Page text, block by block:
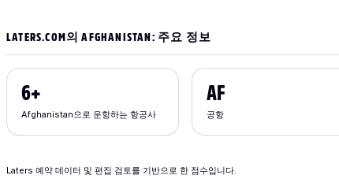
LATERS.COM의 AFGHANISTAN: 주요 정보
Afghanistan으로 운항하는 항공사
6+
공항
AF
Laters 예약 데이터 및 편집 검토를 기반으로 한 점수입니다.